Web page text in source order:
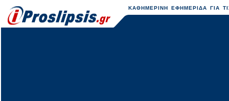
ΚΑΘΗΜΕΡΙΝΗ ΕΦΗΜΕΡΙΔΑ ΓΙΑ